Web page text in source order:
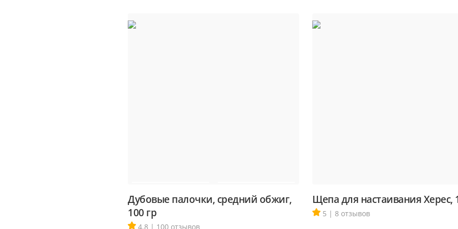
Дубовые палочки, средний обжиг,
100 гр
4.8 | 100 отзывов
Щепа для настаивания Херес,
5 | 8 отзывов